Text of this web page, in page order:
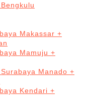
Makassar +
Mamuju +
Manado +
Kendari +